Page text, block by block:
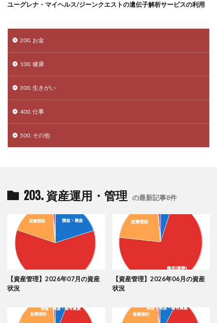
ユーグレナ・マイヘルス/ジーンクエストの遺伝子解析サービスの利用
200. お金
100. 健康
300. 生きがい
400. 仕事
500. その他
203. 資産運用・管理 の最新記事8件
【資産管理】2026年07月の資産
状況
【資産管理】2026年06月の資産
状況